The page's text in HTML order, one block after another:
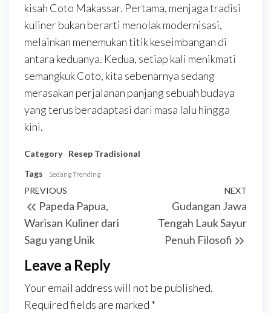
kisah Coto Makassar. Pertama, menjaga tradisi
kuliner bukan berarti menolak modernisasi,
melainkan menemukan titik keseimbangan di
antara keduanya. Kedua, setiap kali menikmati
semangkuk Coto, kita sebenarnya sedang
merasakan perjalanan panjang sebuah budaya
yang terus beradaptasi dari masa lalu hingga
kini.
Category
Resep Tradisional
Tags
Sedang Trending
Post
navigation
Previous
Post
PREVIOUS
Papeda Papua,
Warisan Kuliner dari
Sagu yang Unik
NEXT
Gudangan Jawa
Tengah Lauk Sayur
Penuh Filosofi
Leave a Reply
Your email address will not be published.
Required fields are marked *